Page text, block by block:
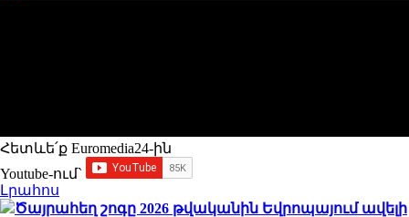
Հետևե՛ք Euromedia24-ին
Youtube-ում`
Լրահոս
Ծայրահեղ շոգը 2026 թվականին Եվրոպայում ավելի